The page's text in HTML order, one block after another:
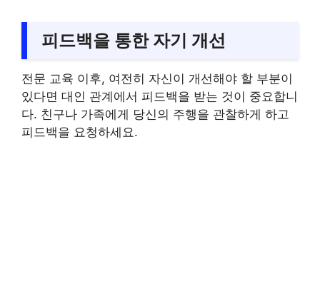
피드백을 통한 자기 개선
전문 교육 이후, 여전히 자신이 개선해야 할 부분이
있다면 대인 관계에서 피드백을 받는 것이 중요합니
다. 친구나 가족에게 당신의 주행을 관찰하게 하고
피드백을 요청하세요.